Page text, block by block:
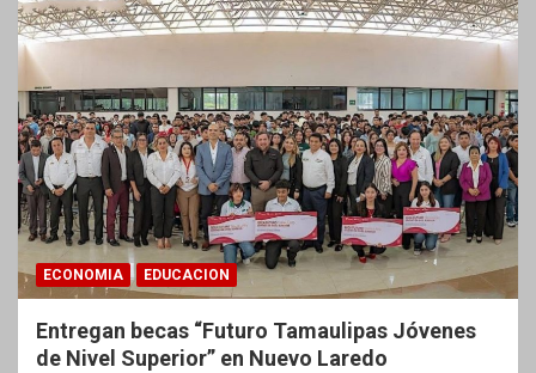
ECONOMIA EDUCACION
Entregan becas “Futuro Tamaulipas Jóvenes
de Nivel Superior” en Nuevo Laredo